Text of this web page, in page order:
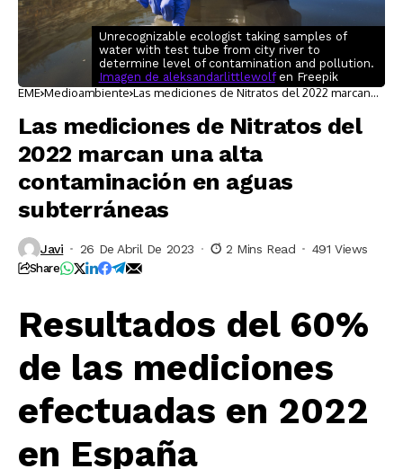
Unrecognizable ecologist taking samples of
water with test tube from city river to
determine level of contamination and pollution.
Imagen de aleksandarlittlewolfen Freepik
EME Medioambiente Las mediciones de Nitratos del 2022 marcan
subterráneas
Las mediciones de Nitratos del
2022 marcan una alta
contaminación en aguas
subterráneas
Javi 26 De Abril De 2023 2 Mins Read 491 Views
Share
Resultados del 60%
de las mediciones
efectuadas en 2022
en España